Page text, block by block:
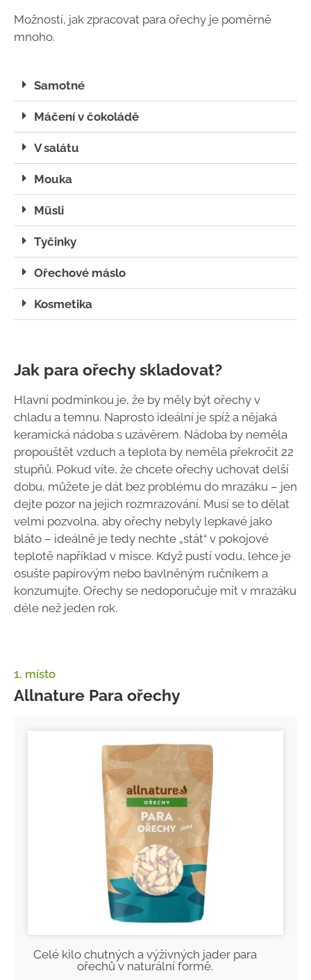
Možností, jak zpracovat para ořechy je poměrně
mnoho.
Samotné
Máčení v čokoládě
V salátu
Mouka
Müsli
Tyčinky
Ořechové máslo
Kosmetika
Jak para ořechy skladovat?
Hlavní podmínkou je, že by měly být ořechy v
chladu a temnu. Naprosto ideální je spíž a nějaká
keramická nádoba s uzávěrem. Nádoba by neměla
propouštět vzduch a teplota by neměla překročit 22
stupňů. Pokud víte, že chcete ořechy uchovat delší
dobu, můžete je dát bez problému do mrazáku – jen
dejte pozor na jejich rozmrazování. Musí se to dělat
velmi pozvolna, aby ořechy nebyly lepkavé jako
bláto – ideálně je tedy nechte „stát“ v pokojové
teplotě například v misce. Když pustí vodu, lehce je
osušte papírovým nebo bavlněným ručníkem a
konzumujte. Ořechy se nedoporučuje mít v mrazáku
déle než jeden rok.
1. místo
Allnature Para ořechy
Celé kilo chutných a výživných jader para
ořechů v naturální formě.